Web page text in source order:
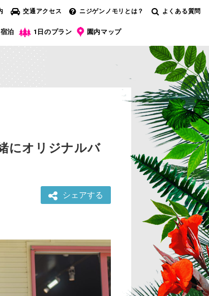
交通アクセス ニジゲンノモリとは？ よくある質問
宿泊 1日のプラン 園内マップ
にオリジナルバ
シェアする